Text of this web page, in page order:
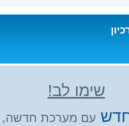
שימו לב!
עם מערכת חדשה,